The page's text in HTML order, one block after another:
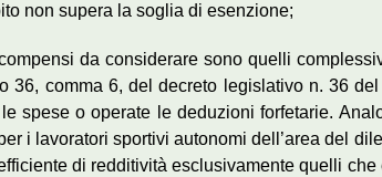
non supera la soglia di esenzione;
da considerare sono quelli
36, comma 6, del decreto legislativo n. 36
spese o operate le deduzioni forfetarie.
i lavoratori sportivi autonomi dell’area del
di redditività esclusivamente quelli che